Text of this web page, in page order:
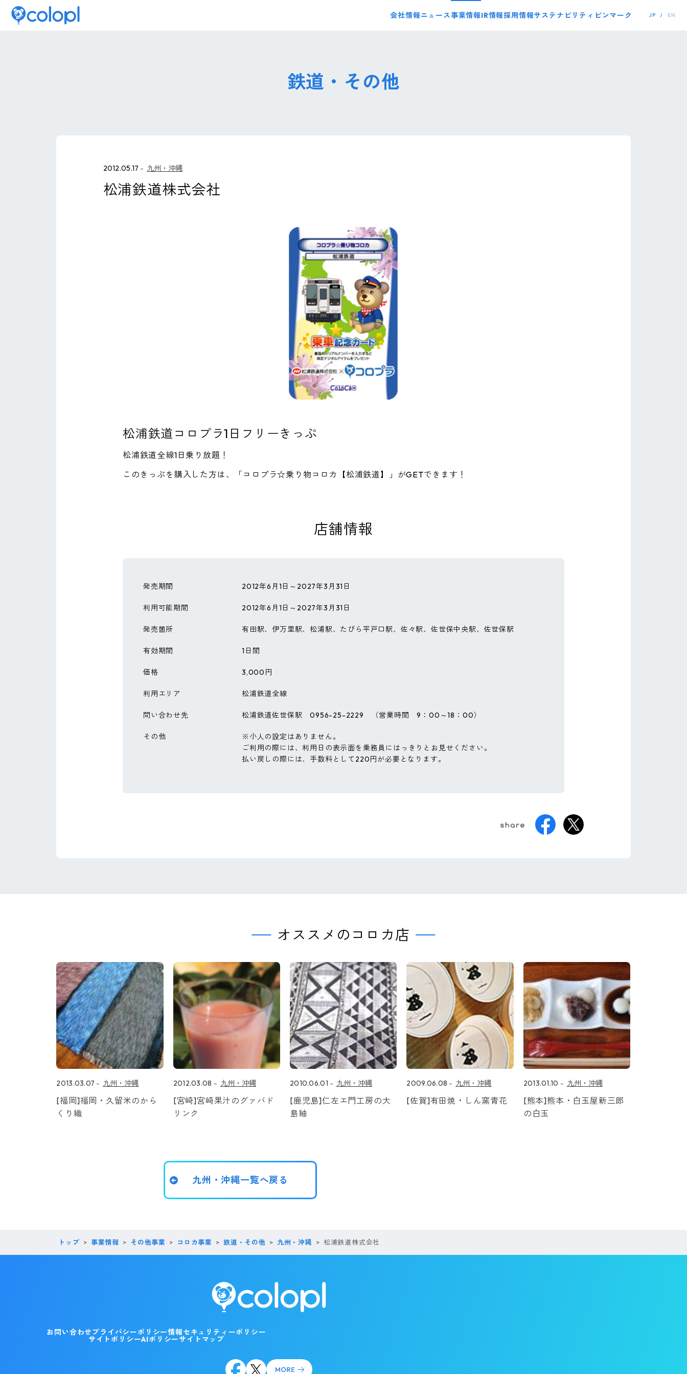
会社情報ニュース事業情報IR情報採用情報サステナビリティ ピンマーク JP EN
鉄道・その他
2012.05.17 九州・沖縄
松浦鉄道株式会社
松浦鉄道コロプラ1日フリーきっぷ
松浦鉄道全線1日乗り放題！
このきっぷを購入した方は、「コロプラ☆乗り物コロカ【松浦鉄道】」がGETできます！
店舗情報
発売期間 2012年6月1日～2027年3月31日
利用可能期間 2012年6月1日～2027年3月31日
発売箇所 有田駅、伊万里駅、松浦駅、たびら平戸口駅、佐々駅、佐世保中央駅、佐世保駅
有効期間 1日間
価格 3,000円
利用エリア 松浦鉄道全線
問い合わせ先 松浦鉄道佐世保駅 0956-25-2229 （営業時間 9：00～18：00）
その他
※小人の設定はありません。
ご利用の際には、利用日の表示面を乗務員にはっきりとお見せください。
払い戻しの際には、手数料として220円が必要となります。
オススメのコロカ店
2013.03.07 九州・沖縄
[福岡]福岡・久留米のから
くり織
2012.03.08 九州・沖縄
[宮崎]宮崎果汁のグァバド
リンク
2010.06.01 九州・沖縄
[鹿児島]仁左エ門工房の大
島紬
2009.06.08 九州・沖縄
[佐賀]有田焼・しん窯青花
2013.01.10 九州・沖縄
[熊本]熊本・白玉屋新三郎
の白玉
九州・沖縄一覧へ戻る
トップ 事業情報 その他事業 コロカ事業 鉄道・その他 九州・沖縄 松浦鉄道株式会社
お問い合わせ プライバシーポリシー情報セキュリティーポリシー
サイトポリシーAIポリシーサイトマップ